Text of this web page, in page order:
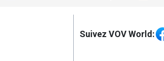
Mạng xã hội
Suivez VOV World: